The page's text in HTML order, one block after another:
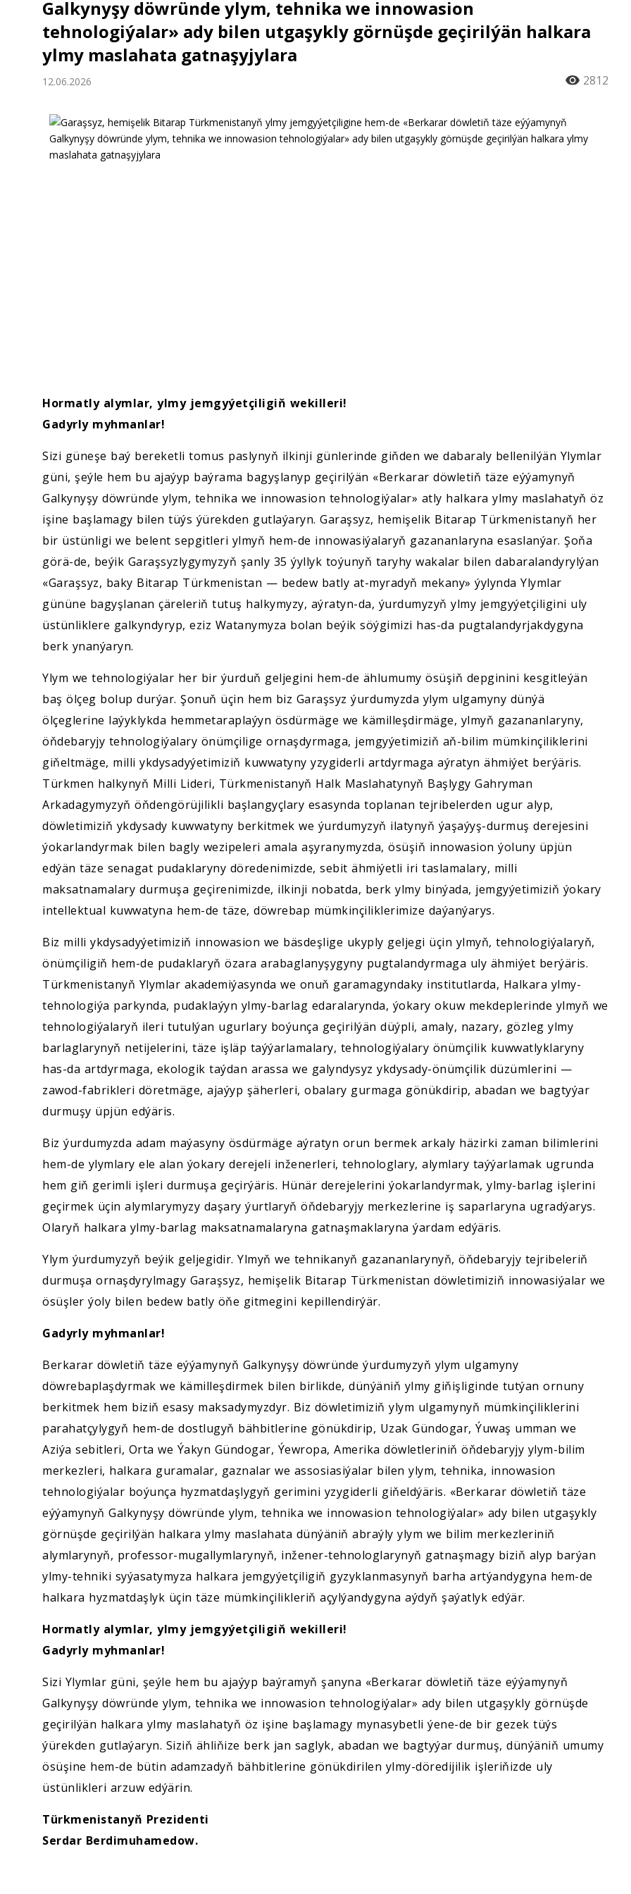
Ykdysadyýet
Ylym
Galkynyşy döwründe ylym, tehnika we innowasion
tehnologiýalar» ady bilen utgaşykly görnüşde geçirilýän halkara
ylmy maslahata gatnaşyjylara
12.06.2026 2812
Hormatly alymlar, ylmy jemgyýetçiligiň wekilleri!
Gadyrly myhmanlar!
Sizi güneşe baý bereketli tomus paslynyň ilkinji günlerinde giňden we dabaraly bellenilýän Ylymlar
güni, şeýle hem bu ajaýyp baýrama bagyşlanyp geçirilýän «Berkarar döwletiň täze eýýamynyň
Galkynyşy döwründe ylym, tehnika we innowasion tehnologiýalar» atly halkara ylmy maslahatyň öz
işine başlamagy bilen tüýs ýürekden gutlaýaryn. Garaşsyz, hemişelik Bitarap Türkmenistanyň her
bir üstünligi we belent sepgitleri ylmyň hem-de innowasiýalaryň gazananlaryna esaslanýar. Şoňa
görä-de, beýik Garaşsyzlygymyzyň şanly 35 ýyllyk toýunyň taryhy wakalar bilen dabaralandyrylýan
«Garaşsyz, baky Bitarap Türkmenistan — bedew batly at-myradyň mekany» ýylynda Ylymlar
gününe bagyşlanan çäreleriň tutuş halkymyzy, aýratyn-da, ýurdumyzyň ylmy jemgyýetçiligini uly
üstünliklere galkyndyryp, eziz Watanymyza bolan beýik söýgimizi has-da pugtalandyrjakdygyna
berk ynanýaryn.
Ylym we tehnologiýalar her bir ýurduň geljegini hem-de ählumumy ösüşiň depginini kesgitleýän
baş ölçeg bolup durýar. Şonuň üçin hem biz Garaşsyz ýurdumyzda ylym ulgamyny dünýä
ölçeglerine laýyklykda hemmetaraplaýyn ösdürmäge we kämilleşdirmäge, ylmyň gazananlaryny,
öňdebaryjy tehnologiýalary önümçilige ornaşdyrmaga, jemgyýetimiziň aň-bilim mümkinçiliklerini
giňeltmäge, milli ykdysadyýetimiziň kuwwatyny yzygiderli artdyrmaga aýratyn ähmiýet berýäris.
Türkmen halkynyň Milli Lideri, Türkmenistanyň Halk Maslahatynyň Başlygy Gahryman
Arkadagymyzyň öňdengörüjilikli başlangyçlary esasynda toplanan tejribelerden ugur alyp,
döwletimiziň ykdysady kuwwatyny berkitmek we ýurdumyzyň ilatynyň ýaşaýyş-durmuş derejesini
ýokarlandyrmak bilen bagly wezipeleri amala aşyranymyzda, ösüşiň innowasion ýoluny üpjün
edýän täze senagat pudaklaryny döredenimizde, sebit ähmiýetli iri taslamalary, milli
maksatnamalary durmuşa geçirenimizde, ilkinji nobatda, berk ylmy binýada, jemgyýetimiziň ýokary
intellektual kuwwatyna hem-de täze, döwrebap mümkinçiliklerimize daýanýarys.
Biz milli ykdysadyýetimiziň innowasion we bäsdeşlige ukyply geljegi üçin ylmyň, tehnologiýalaryň,
önümçiligiň hem-de pudaklaryň özara arabaglanyşygyny pugtalandyrmaga uly ähmiýet berýäris.
Türkmenistanyň Ylymlar akademiýasynda we onuň garamagyndaky institutlarda, Halkara ylmy-
tehnologiýa parkynda, pudaklaýyn ylmy-barlag edaralarynda, ýokary okuw mekdeplerinde ylmyň we
tehnologiýalaryň ileri tutulýan ugurlary boýunça geçirilýän düýpli, amaly, nazary, gözleg ylmy
barlaglarynyň netijelerini, täze işläp taýýarlamalary, tehnologiýalary önümçilik kuwwatlyklaryny
has-da artdyrmaga, ekologik taýdan arassa we galyndysyz ykdysady-önümçilik düzümlerini —
zawod-fabrikleri döretmäge, ajaýyp şäherleri, obalary gurmaga gönükdirip, abadan we bagtyýar
durmuşy üpjün edýäris.
Biz ýurdumyzda adam maýasyny ösdürmäge aýratyn orun bermek arkaly häzirki zaman bilimlerini
hem-de ylymlary ele alan ýokary derejeli inženerleri, tehnologlary, alymlary taýýarlamak ugrunda
hem giň gerimli işleri durmuşa geçirýäris. Hünär derejelerini ýokarlandyrmak, ylmy-barlag işlerini
geçirmek üçin alymlarymyzy daşary ýurtlaryň öňdebaryjy merkezlerine iş saparlaryna ugradýarys.
Olaryň halkara ylmy-barlag maksatnamalaryna gatnaşmaklaryna ýardam edýäris.
Ylym ýurdumyzyň beýik geljegidir. Ylmyň we tehnikanyň gazananlarynyň, öňdebaryjy tejribeleriň
durmuşa ornaşdyrylmagy Garaşsyz, hemişelik Bitarap Türkmenistan döwletimiziň innowasiýalar we
ösüşler ýoly bilen bedew batly öňe gitmegini kepillendirýär.
Gadyrly myhmanlar!
Berkarar döwletiň täze eýýamynyň Galkynyşy döwründe ýurdumyzyň ylym ulgamyny
döwrebaplaşdyrmak we kämilleşdirmek bilen birlikde, dünýäniň ylmy giňişliginde tutýan ornuny
berkitmek hem biziň esasy maksadymyzdyr. Biz döwletimiziň ylym ulgamynyň mümkinçiliklerini
parahatçylygyň hem-de dostlugyň bähbitlerine gönükdirip, Uzak Gündogar, Ýuwaş umman we
Aziýa sebitleri, Orta we Ýakyn Gündogar, Ýewropa, Amerika döwletleriniň öňdebaryjy ylym-bilim
merkezleri, halkara guramalar, gaznalar we assosiasiýalar bilen ylym, tehnika, innowasion
tehnologiýalar boýunça hyzmatdaşlygyň gerimini yzygiderli giňeldýäris. «Berkarar döwletiň täze
eýýamynyň Galkynyşy döwründe ylym, tehnika we innowasion tehnologiýalar» ady bilen utgaşykly
görnüşde geçirilýän halkara ylmy maslahata dünýäniň abraýly ylym we bilim merkezleriniň
alymlarynyň, professor-mugallymlarynyň, inžener-tehnologlarynyň gatnaşmagy biziň alyp barýan
ylmy-tehniki syýasatymyza halkara jemgyýetçiligiň gyzyklanmasynyň barha artýandygyna hem-de
halkara hyzmatdaşlyk üçin täze mümkinçilikleriň açylýandygyna aýdyň şaýatlyk edýär.
Hormatly alymlar, ylmy jemgyýetçiligiň wekilleri!
Gadyrly myhmanlar!
Sizi Ylymlar güni, şeýle hem bu ajaýyp baýramyň şanyna «Berkarar döwletiň täze eýýamynyň
Galkynyşy döwründe ylym, tehnika we innowasion tehnologiýalar» ady bilen utgaşykly görnüşde
geçirilýän halkara ylmy maslahatyň öz işine başlamagy mynasybetli ýene-de bir gezek tüýs
ýürekden gutlaýaryn. Siziň ähliňize berk jan saglyk, abadan we bagtyýar durmuş, dünýäniň umumy
ösüşine hem-de bütin adamzadyň bähbitlerine gönükdirilen ylmy-döredijilik işleriňizde uly
üstünlikleri arzuw edýärin.
Türkmenistanyň Prezidenti
Serdar Berdimuhamedow.